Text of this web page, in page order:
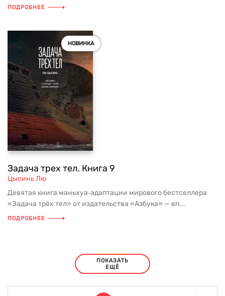
ПОДРОБНЕЕ
НОВИНКА
Задача трех тел. Книга 9
Цысинь Лю
Девятая книга маньхуа‑адаптации мирового бестселлера
«Задача трёх тел» от издательства «Азбука» — вп...
ПОДРОБНЕЕ
ПОКАЗАТЬ
ЕЩЁ